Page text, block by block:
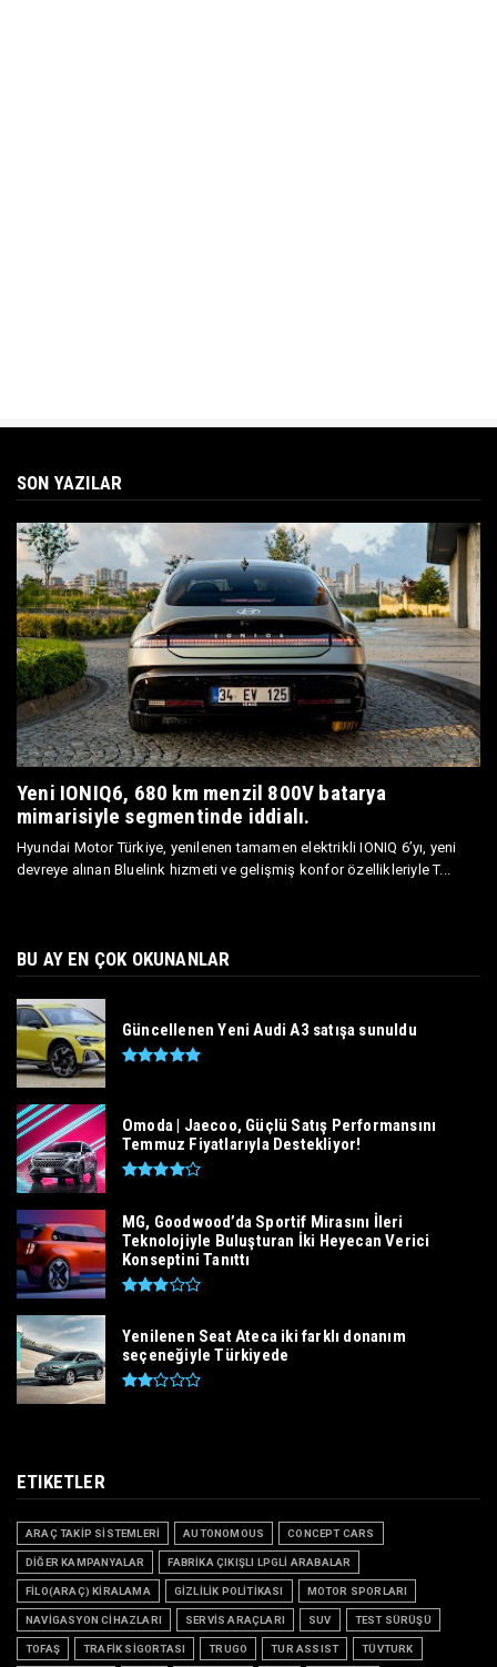
SON YAZILAR
Yeni IONIQ6, 680 km menzil 800V batarya
mimarisiyle segmentinde iddialı.
Hyundai Motor Türkiye, yenilenen tamamen elektrikli IONIQ 6’yı, yeni
devreye alınan Bluelink hizmeti ve gelişmiş konfor özellikleriyle T...
BU AY EN ÇOK OKUNANLAR
Güncellenen Yeni Audi A3 satışa sunuldu
Omoda | Jaecoo, Güçlü Satış Performansını
Temmuz Fiyatlarıyla Destekliyor!
MG, Goodwood’da Sportif Mirasını İleri
Teknolojiyle Buluşturan İki Heyecan Verici
Konseptini Tanıttı
Yenilenen Seat Ateca iki farklı donanım
seçeneğiyle Türkiyede
ETIKETLER
ARAÇ TAKİP SİSTEMLERİ AUTONOMOUS CONCEPT CARS
DİĞER KAMPANYALAR FABRİKA ÇIKIŞLI LPGLİ ARABALAR
FİLO(ARAÇ) KİRALAMA GİZLİLİK POLİTİKASI MOTOR SPORLARI
NAVİGASYON CİHAZLARI SERVİS ARAÇLARI SUV TEST SÜRÜŞÜ
TOFAŞ TRAFİK SİGORTASI TRUGO TUR ASSIST TÜVTURK